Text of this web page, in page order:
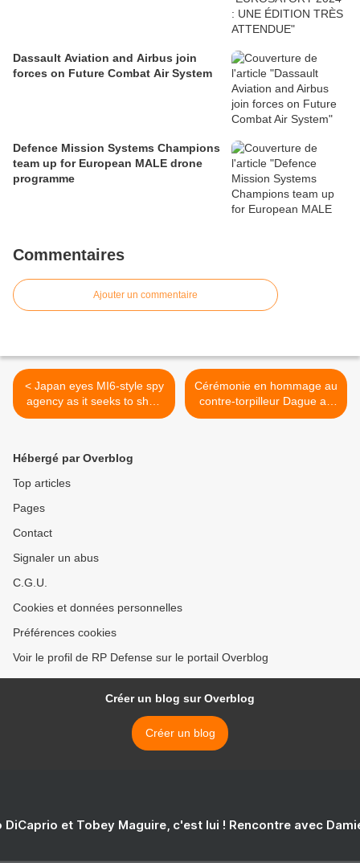
Dassault Aviation and Airbus join
forces on Future Combat Air System
Defence Mission Systems Champions
team up for European MALE drone
programme
Commentaires
Ajouter un commentaire
< Japan eyes MI6-style spy
agency as it seeks to shed
pacifist past
Cérémonie en hommage au
contre-torpilleur Dague au
Monténégro >
Hébergé par Overblog
Top articles
Pages
Contact
Signaler un abus
C.G.U.
Cookies et données personnelles
Préférences cookies
Voir le profil de RP Defense sur le portail Overblog
Créer un blog sur Overblog
Créer un blog
DiCaprio et Tobey Maguire, c'est lui ! Rencontre avec